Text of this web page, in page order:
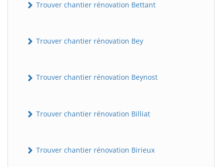
Trouver chantier rénovation Bettant
Trouver chantier rénovation Bey
Trouver chantier rénovation Beynost
Trouver chantier rénovation Billiat
Trouver chantier rénovation Birieux